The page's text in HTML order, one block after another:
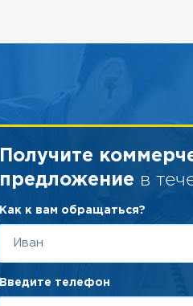
Получите
предложение в
Как к вам обращаться?
Введите телефон